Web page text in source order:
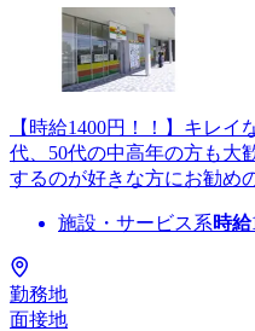
【時給1400円！！】キレ
代、50代の中高年の方も大
するのが好きな方にお勧め
施設・サービス系時給
勤務地
面接地